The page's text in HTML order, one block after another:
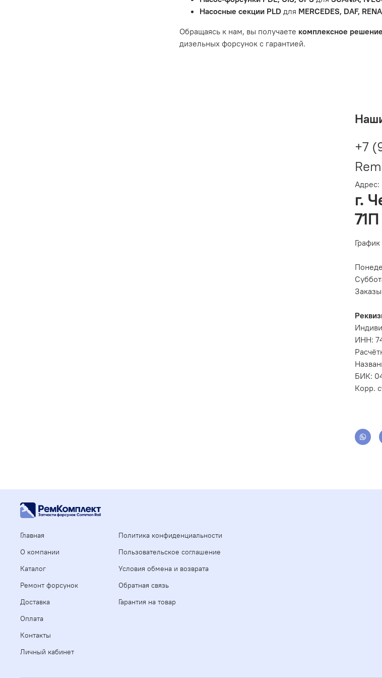
Насосные секции PLDдля MERCEDES, DAF,
Обращаясь к нам, вы получаете комплексное решение
дизельных форсунок с гарантией.
+7
Адрес:
г.
ИНН:
БИК:
Корр.
Главная
О компании
Каталог
Ремонт форсунок
Доставка
Оплата
Контакты
Личный кабинет
Политика конфиденциальности
Пользовательское соглашение
Условия обмена и возврата
Обратная связь
Гарантия на товар